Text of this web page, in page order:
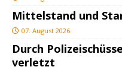
Mittelstand und
07. August 2026
Durch
verletzt